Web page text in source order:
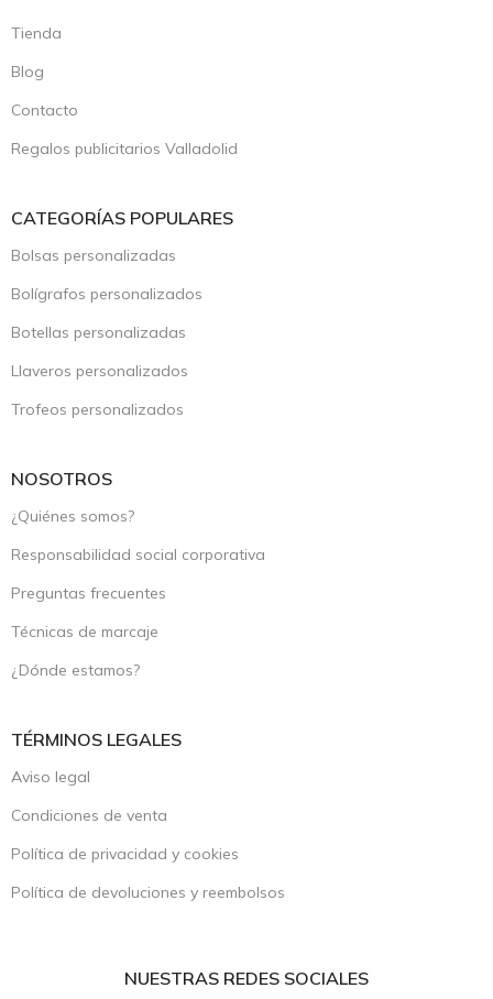
Tienda
Blog
Contacto
Regalos publicitarios Valladolid
CATEGORÍAS POPULARES
Bolsas personalizadas
Bolígrafos personalizados
Botellas personalizadas
Llaveros personalizados
Trofeos personalizados
NOSOTROS
¿Quiénes somos?
Responsabilidad social corporativa
Preguntas frecuentes
Técnicas de marcaje
¿Dónde estamos?
TÉRMINOS LEGALES
Aviso legal
Condiciones de venta
Política de privacidad y cookies
Política de devoluciones y reembolsos
NUESTRAS REDES SOCIALES